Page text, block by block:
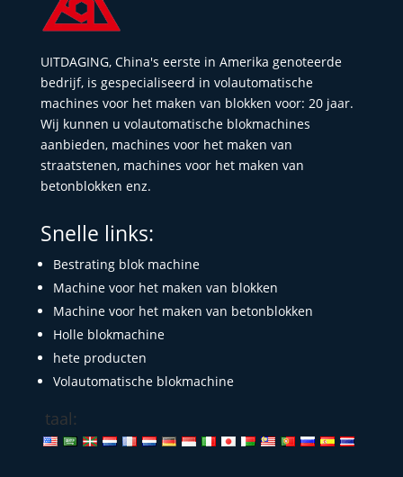
UITDAGING, China's eerste in Amerika genoteerde
bedrijf, is gespecialiseerd in volautomatische
machines voor het maken van blokken voor: 20 jaar.
Wij kunnen u volautomatische blokmachines
aanbieden, machines voor het maken van
straatstenen, machines voor het maken van
betonblokken enz.
Snelle links:
Bestrating blok machine
Machine voor het maken van blokken
Machine voor het maken van betonblokken
Holle blokmachine
hete producten
Volautomatische blokmachine
taal: